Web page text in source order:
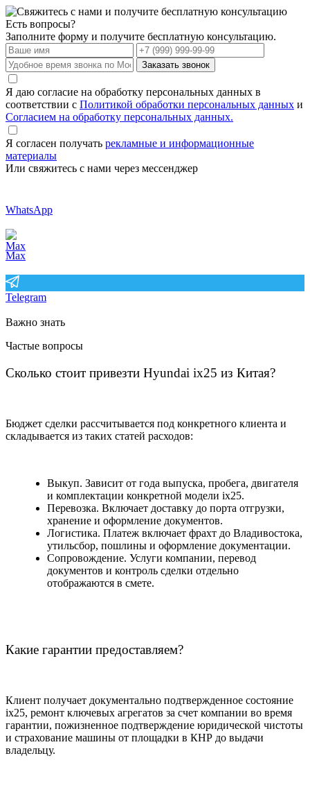
Есть вопросы?
Заполните форму и получите бесплатную консультацию.
Заказать звонок
Я даю согласие на обработку персональных данных в
соответствии с Политикой обработки персональных данных и
Согласием на обработку персональных данных.
Я согласен получать рекламные и информационные
материалы
Или свяжитесь с нами через мессенджер
WhatsApp
Max
Telegram
Важно знать
Частые вопросы
Сколько стоит привезти Hyundai ix25 из Китая?
Бюджет сделки рассчитывается под конкретного клиента и
складывается из таких статей расходов:
Выкуп. Зависит от года выпуска, пробега, двигателя
и комплектации конкретной модели ix25.
Перевозка. Включает доставку до порта отгрузки,
хранение и оформление документов.
Логистика. Платеж включает фрахт до Владивостока,
утильсбор, пошлины и оформление документации.
Сопровождение. Услуги компании, перевод
документов и контроль сделки отдельно
отображаются в смете.
Какие гарантии предоставляем?
Клиент получает документально подтвержденное состояние
ix25, ремонт ключевых агрегатов за счет компании во время
гарантии, пожизненное подтверждение юридической чистоты
и страхование машины от площадки в КНР до выдачи
владельцу.